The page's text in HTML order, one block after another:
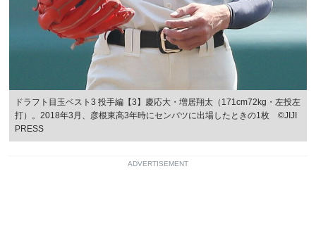
ドラフト目玉ベスト3 投手編【3】慶応大・増居翔太（171cm72kg・左投左
打）。2018年3月、彦根東高3年時にセンバツに出場したときの1枚 ©JIJI
PRESS
ADVERTISEMENT